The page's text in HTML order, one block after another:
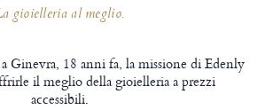
gioielleria al meglio.
Ginevra, 18 anni fa, la missione di Edenly
il meglio della gioielleria a prezzi
accessibili.